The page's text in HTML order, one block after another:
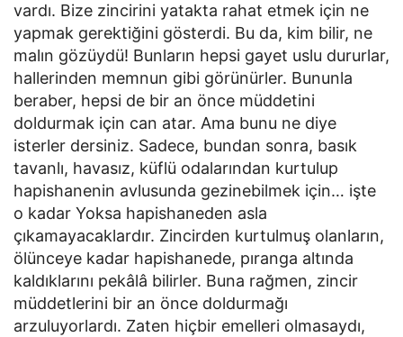
vardı. Bize zincirini yatakta rahat etmek için ne
yapmak gerektiğini gösterdi. Bu da, kim bilir, ne
malın gözüydü! Bunların hepsi gayet uslu dururlar,
hallerinden memnun gibi görünürler. Bununla
beraber, hepsi de bir an önce müddetini
doldurmak için can atar. Ama bunu ne diye
isterler dersiniz. Sadece, bundan sonra, basık
tavanlı, havasız, küflü odalarından kurtulup
hapishanenin avlusunda gezinebilmek için… işte
o kadar Yoksa hapishaneden asla
çıkamayacaklardır. Zincirden kurtulmuş olanların,
ölünceye kadar hapishanede, pıranga altında
kaldıklarını pekâlâ bilirler. Buna rağmen, zincir
müddetlerini bir an önce doldurmağı
arzuluyorlardı. Zaten hiçbir emelleri olmasaydı,